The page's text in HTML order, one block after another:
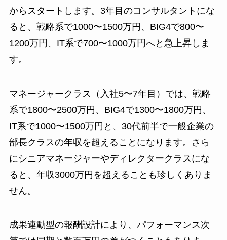
からスタートします。3年目のコンサルタントにな
ると、戦略系で1000〜1500万円、BIG4で800〜
1200万円、IT系で700〜1000万円へと急上昇しま
す。
マネージャークラス（入社5〜7年目）では、戦略
系で1800〜2500万円、BIG4で1300〜1800万円、
IT系で1000〜1500万円と、30代前半で一般企業の
部長クラスの年収を超えることになります。さら
にシニアマネージャーやディレクタークラスにな
ると、年収3000万円を超えることも珍しくありま
せん。
成果連動型の報酬設計により、パフォーマンス次